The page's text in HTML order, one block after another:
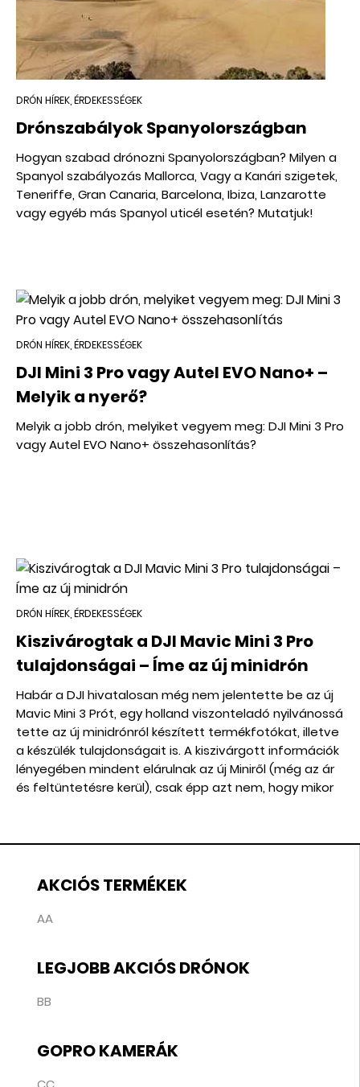
DRÓN HÍREK, ÉRDEKESSÉGEK
Drónszabályok Spanyolországban
Hogyan szabad drónozni Spanyolországban? Milyen a
Spanyol szabályozás Mallorca, Vagy a Kanári szigetek,
Teneriffe, Gran Canaria, Barcelona, Ibiza, Lanzarotte
vagy egyéb más Spanyol uticél esetén? Mutatjuk!
DRÓN HÍREK, ÉRDEKESSÉGEK
DJI Mini 3 Pro vagy Autel EVO Nano+ –
Melyik a nyerő?
Melyik a jobb drón, melyiket vegyem meg: DJI Mini 3 Pro
vagy Autel EVO Nano+ összehasonlítás?
DRÓN HÍREK, ÉRDEKESSÉGEK
Kiszivárogtak a DJI Mavic Mini 3 Pro
tulajdonságai – Íme az új minidrón
Habár a DJI hivatalosan még nem jelentette be az új
Mavic Mini 3 Prót, egy holland viszonteladó nyilvánossá
tette az új minidrónról készített termékfotókat, illetve
a készülék tulajdonságait is. A kiszivárgott információk
lényegében mindent elárulnak az új Miniről (még az ár
és feltüntetésre kerül), csak épp azt nem, hogy mikor
AKCIÓS TERMÉKEK
AA
LEGJOBB AKCIÓS DRÓNOK
BB
GOPRO KAMERÁK